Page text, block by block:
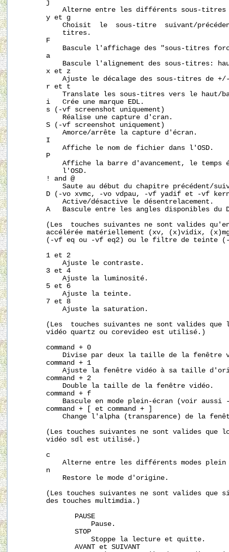
       j
Alterne entre les différents sous-titres
       y et g
Choisit  le  sous-titre  suivant/
           titres.
       F
Bascule l'affichage des "sous-titres
       a
Bascule l'alignement des sous-titres:
       x et z
Ajuste le décalage des sous-titres de
       r et t
Translate les sous-titres vers le haut/
       i   Crée une marque EDL.
       s (-vf screenshot uniquement)
           Réalise une capture d'cran.
       S (-vf screenshot uniquement)
           Amorce/arrête la capture d'écran.
       I
           Affiche le nom de fichier dans l'OSD.
       P
Affiche la barre d'avancement, le temps
           l'OSD.
       ! and @
Saute au début du chapitre précédent/
D (-vo xvmc, -vo vdpau, -vf yadif et -vf
           Active/désactive le désentrelacement.
A   Bascule entre les angles disponibles du
(Les  touches suivantes ne sont valides
accélérée matériellement (xv, (x)vidix,
(-vf eq ou -vf eq2) ou le filtre de teinte
       1 et 2
           Ajuste le contraste.
       3 et 4
           Ajuste la luminosité.
       5 et 6
           Ajuste la teinte.
       7 et 8
           Ajuste la saturation.
(Les  touches suivantes ne sont valides que
       vidéo quartz ou corevideo est utilisé.)
       command + 0
Divise par deux la taille de la fenêtre
       command + 1
Ajuste la fenêtre vidéo à sa taille
       command + 2
           Double la taille de la fenêtre vidéo.
       command + f
Bascule en mode plein-écran (voir aussi
       command + [ et command + ]
Change l'alpha (transparence) de la
(Les touches suivantes ne sont valides que
       vidéo sdl est utilisé.)
       c
Alterne entre les différents modes plein
       n
           Restore le mode d'origine.
(Les touches suivantes ne sont valides que
       des touches multimdia.)
              PAUSE
                  Pause.
              STOP
                  Stoppe la lecture et quitte.
              AVANT et SUIVANT